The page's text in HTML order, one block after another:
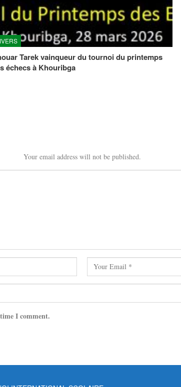
Tarek vainqueur du tournoi du printemps
échecs à Khouribga
Your email address will not be published.
I comment.